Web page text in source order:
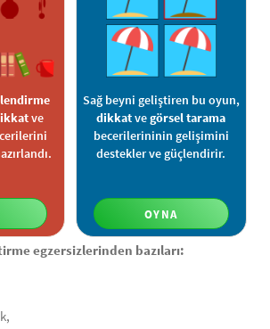
ve
Sağ beyni geliştiren bu oyun,
dikkatvegörsel tarama
becerilerininin gelişimini
destekler ve güçlendirir.
OYNA
egzersizlerinden bazıları: